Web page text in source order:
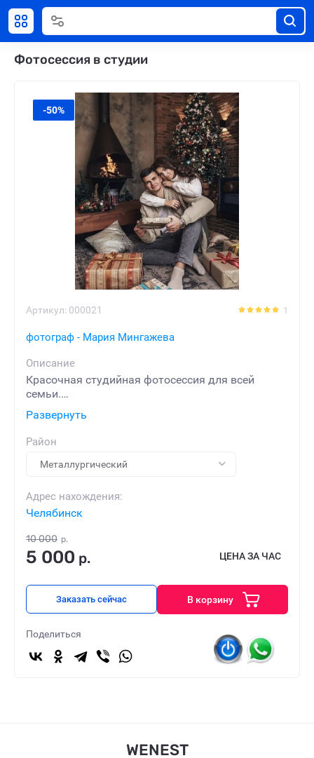
Фотосессия в студии
-50%
Артикул: 000021 1
фотограф - Мария Мингажева
Описание
Красочная студийная фотосессия для всей
семьи.
✅Творческий подход
✅Аренда студии входит в стоимость!
Развернуть
Район
Адрес нахождения:
Челябинск
ЦЕНА ЗА ЧАС
10 000 р.
5 000 р.
Заказать сейчас В корзину
Поделиться
WENEST